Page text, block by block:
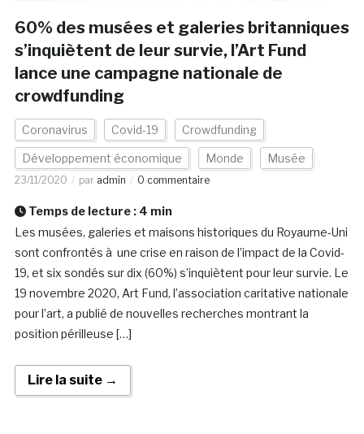
60% des musées et galeries britanniques
s’inquiètent de leur survie, l’Art Fund
lance une campagne nationale de
crowdfunding
Coronavirus Covid-19 Crowdfunding
Développement économique Monde Musée
23/11/2020 par admin 0 commentaire
Temps de lecture : 4 min
Les musées, galeries et maisons historiques du Royaume-Uni
sont confrontés à une crise en raison de l’impact de la Covid-
19, et six sondés sur dix (60%) s’inquiètent pour leur survie. Le
19 novembre 2020, Art Fund, l’association caritative nationale
pour l’art, a publié de nouvelles recherches montrant la
position périlleuse […]
Lire la suite →